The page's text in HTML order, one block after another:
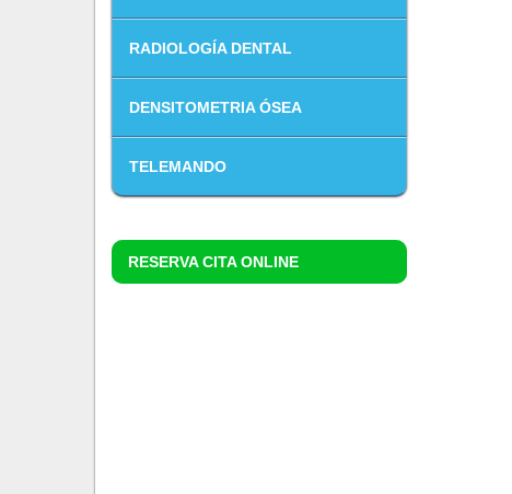
RADIOLOGÍA DENTAL
DENSITOMETRIA ÓSEA
TELEMANDO
RESERVA CITA ONLINE